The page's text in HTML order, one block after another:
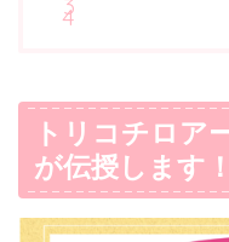
トリコチロア
が伝授します！